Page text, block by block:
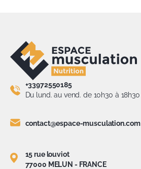
+33972550185
Du lund. au vend. de 10h30 à 18h30
contact@espace-musculation.com
15 rue louviot
77000 MELUN - FRANCE